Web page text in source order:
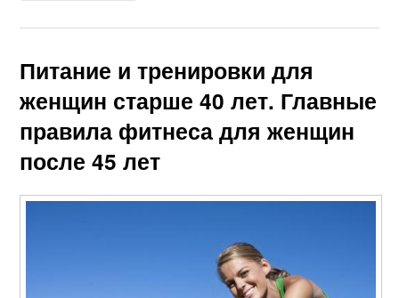
Питание и тренировки для
женщин старше 40 лет. Главные
правила фитнеса для женщин
после 45 лет